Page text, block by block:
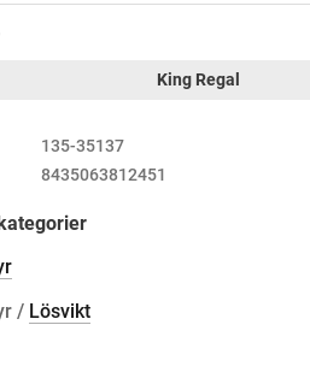
King Regal
135-35137
8435063812451
/ Lösvikt